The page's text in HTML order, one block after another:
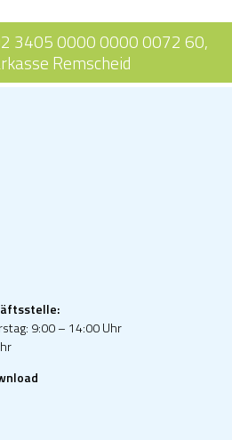
3405 0000 0000 0072 60,
Remscheid
9:00 – 14:00 Uhr